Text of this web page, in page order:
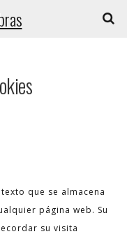
que se almacena
página web. Su
su visita